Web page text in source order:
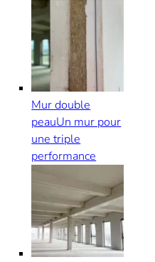
Mur double
peauUn mur pour
une triple
performance